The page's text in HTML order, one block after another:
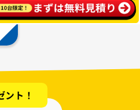
ト！